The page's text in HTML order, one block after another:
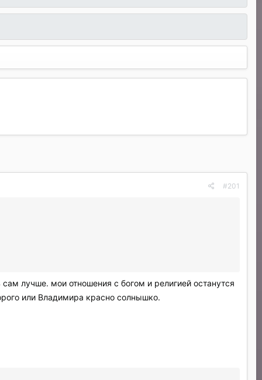
#201
лучше. мои отношения с богом и религией останутся
или Владимира красно солнышко.